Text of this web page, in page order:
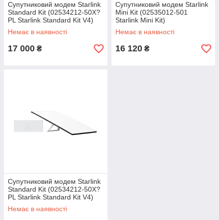
Супутниковий модем Starlink
Standard Kit (02534212-50X?
PL Starlink Standard Kit V4)
Немає в наявності
17 000 ₴
Супутниковий модем Starlink
Mini Kit (02535012-501
Starlink Mini Kit)
Немає в наявності
16 120 ₴
Супутниковий модем Starlink
Standard Kit (02534212-50X?
PL Starlink Standard Kit V4)
Немає в наявності